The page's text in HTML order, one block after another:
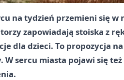
na tydzień przemieni się
zapowiadają stoiska z
dla dzieci. To propozycja
W sercu miasta pojawi się